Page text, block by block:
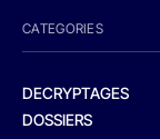
CATEGORIES
DECRYPTAGES
DOSSIERS